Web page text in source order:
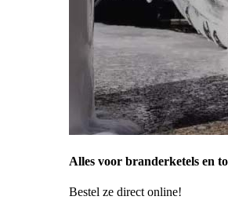
Alles voor branderketels en
Bestel ze direct online!